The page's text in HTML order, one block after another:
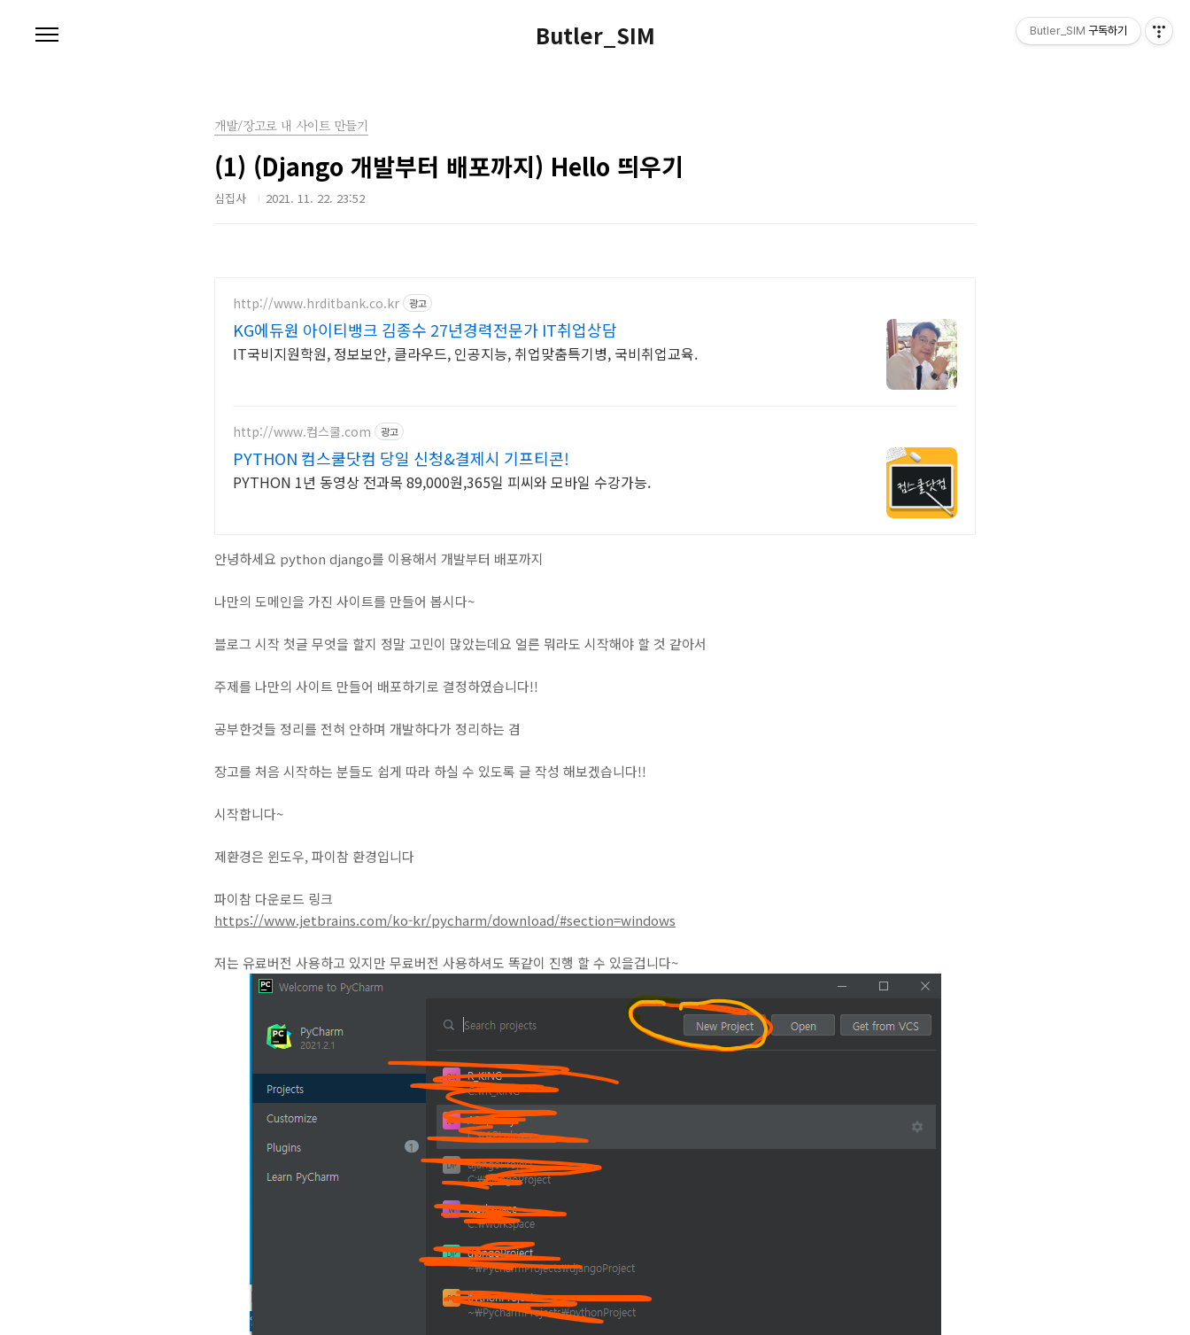
Butler_SIM
개발/장고로 내 사이트 만들기
(1) (Django 개발부터 배포까지) Hello 띄우기
심집사 2021. 11. 22. 23:52
http://www.hrditbank.co.kr 광고
KG에듀원 아이티뱅크 김종수 27년경력전문가 IT취업상담
IT국비지원학원, 정보보안, 클라우드, 인공지능, 취업맞춤특기병, 국비취업교육.
http://www.컴스쿨.com 광고
PYTHON 컴스쿨닷컴 당일 신청&결제시 기프티콘!
PYTHON 1년 동영상 전과목 89,000원,365일 피씨와 모바일 수강가능.
안녕하세요 python django를 이용해서 개발부터 배포까지
나만의 도메인을 가진 사이트를 만들어 봅시다~
블로그 시작 첫글 무엇을 할지 정말 고민이 많았는데요 얼른 뭐라도 시작해야 할 것 같아서
주제를 나만의 사이트 만들어 배포하기로 결정하였습니다!!
공부한것들 정리를 전혀 안하며 개발하다가 정리하는 겸
장고를 처음 시작하는 분들도 쉽게 따라 하실 수 있도록 글 작성 해보겠습니다!!
시작합니다~
제환경은 윈도우, 파이참 환경입니다
파이참 다운로드 링크
https://www.jetbrains.com/ko-kr/pycharm/download/#section=windows
저는 유료버전 사용하고 있지만 무료버전 사용하셔도 똑같이 진행 할 수 있을겁니다~
Butler_SIM 구독하기